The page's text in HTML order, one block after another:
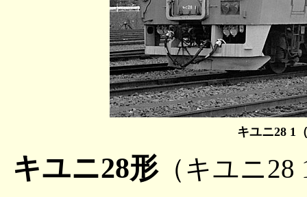
キユニ28 1
キユニ28形（キユニ28